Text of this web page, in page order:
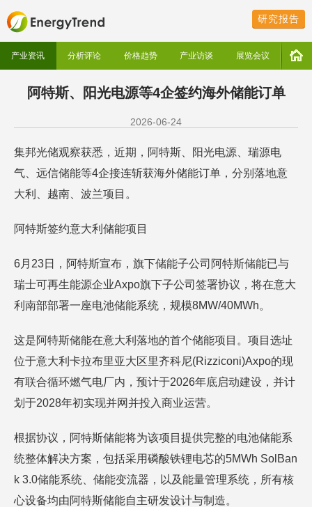
研究报告
产业资讯 分析评论 价格趋势 产业访谈 展览会议
阿特斯、阳光电源等4企签约海外储能订单
2026-06-24
集邦光储观察获悉，近期，阿特斯、阳光电源、瑞源电
气、远信储能等4企接连斩获海外储能订单，分别落地意
大利、越南、波兰项目。
阿特斯签约意大利储能项目
6月23日，阿特斯宣布，旗下储能子公司阿特斯储能已与
瑞士可再生能源企业Axpo旗下子公司签署协议，将在意大
利南部部署一座电池储能系统，规模8MW/40MWh。
这是阿特斯储能在意大利落地的首个储能项目。项目选址
位于意大利卡拉布里亚大区里齐科尼(Rizziconi)Axpo的现
有联合循环燃气电厂内，预计于2026年底启动建设，并计
划于2028年初实现并网并投入商业运营。
根据协议，阿特斯储能将为该项目提供完整的电池储能系
统整体解决方案，包括采用磷酸铁锂电芯的5MWh SolBan
k 3.0储能系统、储能变流器，以及能量管理系统，所有核
心设备均由阿特斯储能自主研发设计与制造。